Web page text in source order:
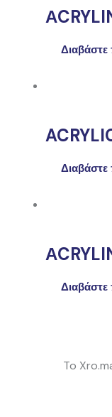
Διαβάστε
Διαβάστε
Διαβάστε
To